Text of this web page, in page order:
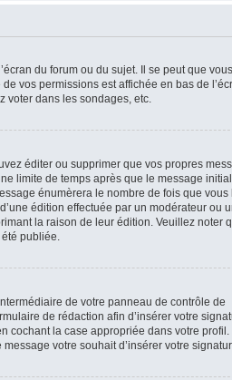
du forum ou du sujet. Il se peut que
vos permissions est affichée en bas de
voter dans les sondages, etc.
éditer ou supprimer que vos propres
limite de temps après que le message
énumèrera le nombre de fois que vous
édition effectuée par un modérateur ou
la raison de leur édition. Veuillez noter
publiée.
de votre panneau de contrôle de
de rédaction afin d’insérer votre
cochant la case appropriée dans votre profil.
votre souhait d’insérer votre